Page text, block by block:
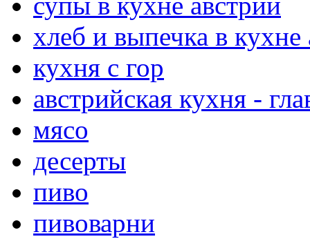
хлеб и выпечка в кухне
кухня с гор
австрийская кухня -
мясо
десерты
пиво
пивоварни